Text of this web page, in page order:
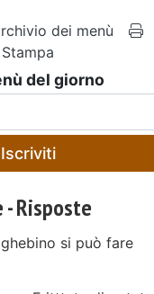
dei menù
Stampa
del giorno
Iscriviti
- Risposte
si può fare